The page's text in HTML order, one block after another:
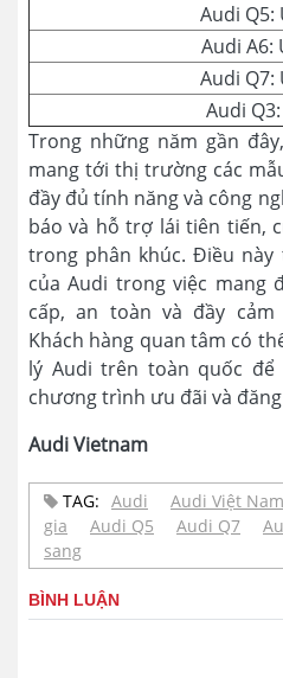
Audi
Audi A6:
Audi
Audi
Trong những năm gần
mang tới thị trường các
đầy đủ tính năng và công
báo và hỗ trợ lái tiên tiến,
trong phân khúc. Điều
của Audi trong việc mang
cấp, an toàn và đầy
Khách hàng quan tâm có
lý Audi trên toàn quốc
chương trình ưu đãi và
Audi Vietnam
TAG: Audi Audi Việt Nam
gia
Audi Q5 Audi Q7
sang
BÌNH LUẬN